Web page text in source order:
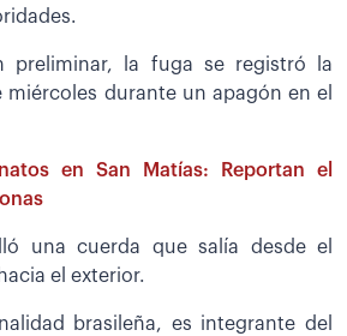
preliminar, la fuga se registró la
miércoles durante un apagón en el
en San Matías: Reportan el
una cuerda que salía desde el
el exterior.
brasileña, es integrante del